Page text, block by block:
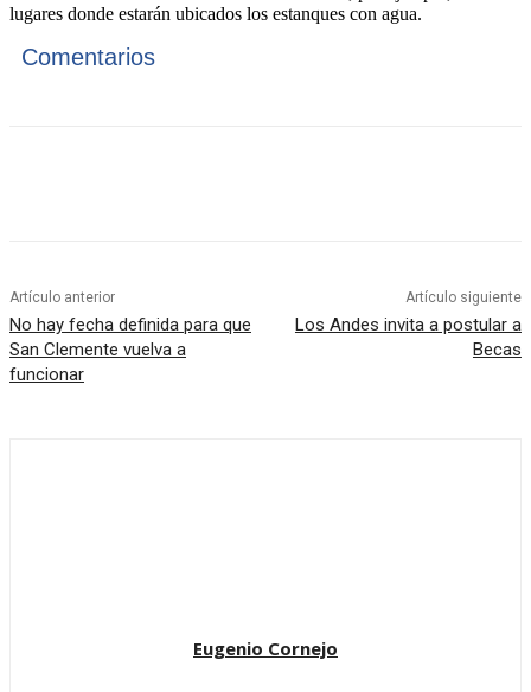
lugares donde estarán ubicados los estanques con agua.
Comentarios
Artículo anterior
No hay fecha definida para que
San Clemente vuelva a
funcionar
Artículo siguiente
Los Andes invita a postular a
Becas
Eugenio Cornejo